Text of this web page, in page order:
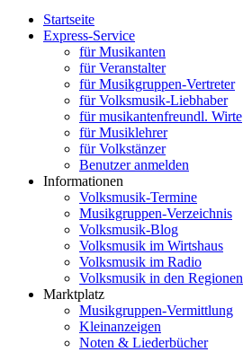
Startseite
Express-Service
für Musikanten
für Veranstalter
für Musikgruppen-Vertreter
für Volksmusik-Liebhaber
für musikantenfreundl. Wirte
für Musiklehrer
für Volkstänzer
Benutzer anmelden
Informationen
Volksmusik-Termine
Musikgruppen-Verzeichnis
Volksmusik-Blog
Volksmusik im Wirtshaus
Volksmusik im Radio
Volksmusik in den Regionen
Marktplatz
Musikgruppen-Vermittlung
Kleinanzeigen
Noten & Liederbücher